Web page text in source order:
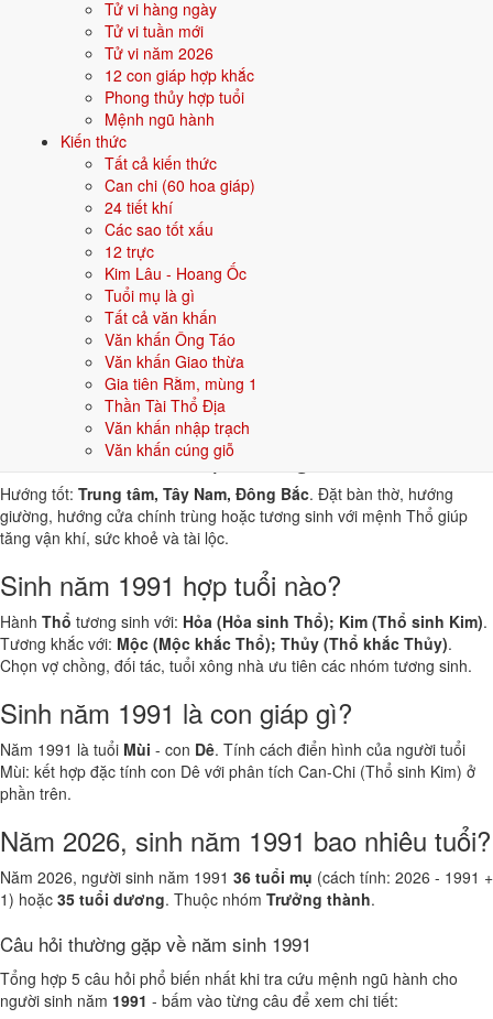
Tử vi hàng ngày
Tử vi tuần mới
Tử vi năm 2026
12 con giáp hợp khắc
Phong thủy hợp tuổi
Mệnh ngũ hành
Kiến thức
Tất cả kiến thức
Can chi (60 hoa giáp)
24 tiết khí
Các sao tốt xấu
12 trực
Kim Lâu - Hoang Ốc
Tuổi mụ là gì
Tất cả văn khấn
Văn khấn Ông Táo
Văn khấn Giao thừa
Gia tiên Rằm, mùng 1
Thần Tài Thổ Địa
Văn khấn nhập trạch
Văn khấn cúng giỗ
bộ chữ Hán thuộc hành bản mệnh hoặc hành tương sinh; tránh bộ chữ
thuộc hành tương khắc. Dưới đây là gợi ý cho
👧 Nữ
Gợi ý tên đẹp cho Nam mệnh Thổ:
Đại Phong Hoàng Sơn
Sinh năm 1991 hợp gì - kỵ gì
Người sinh năm1991mệnh
hợp các yếu tố thuộc bản mệnh và
tương sinh, kỵ các yếu tố tương khắc. Cụ thể trên 5 phương diện:
Sinh năm 1991 hợp màu gì?
Người mệnhThổsinh năm 1991 nên ưu tiên các màu thuộc bản mệnh
và màu tương sinh:Vàng đất, Nâu, Be
nhà, vật phẩm phong thuỷ.
Sinh năm 1991 hợp hướng nào?
Hướng tốt: Trung tâm, Tây Nam, Đông Bắc. Đặt bàn thờ, hướng
giường, hướng cửa chính trùng hoặc tương sinh với mệnh Thổ giúp
tăng vận khí, sức khoẻ và tài lộc.
Sinh năm 1991 hợp tuổi nào?
Hành Thổ tương sinh với: Hỏa (Hỏa sinh Thổ); Kim (Thổ sinh Kim).
Tương khắc với: Mộc (Mộc khắc Thổ); Thủy (Thổ khắc Thủy).
Chọn vợ chồng, đối tác, tuổi xông nhà ưu tiên các nhóm tương sinh.
Sinh năm 1991 là con giáp gì?
Năm 1991 là tuổi Mùi - con Dê. Tính cách điển hình của người tuổi
Mùi: kết hợp đặc tính con Dê với phân tích Can-Chi (Thổ sinh Kim) ở
phần trên.
Năm 2026, sinh năm 1991 bao nhiêu tuổi?
Năm 2026, người sinh năm 1991 36 tuổi mụ (cách tính: 2026 - 1991 +
1) hoặc 35 tuổi dương. Thuộc nhóm Trưởng thành.
Câu hỏi thường gặp về năm sinh 1991
Tổng hợp 5 câu hỏi phổ biến nhất khi tra cứu mệnh ngũ hành cho
người sinh năm 1991 - bấm vào từng câu để xem chi tiết: